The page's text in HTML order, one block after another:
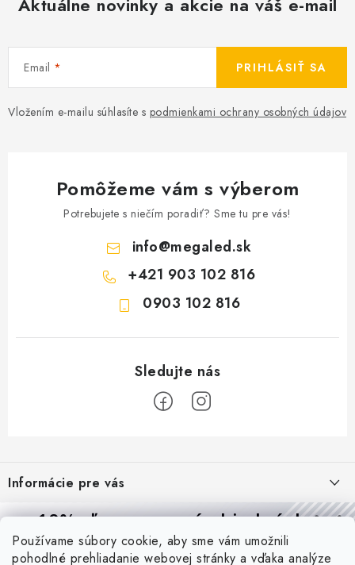
Používame súbory cookie, aby sme vám umožnili
pohodlné prehliadanie webovej stránky a vďaka analýze
Email
Vložením e-mailu súhlasíte s podmienkami ochrany osobných údajov
PRIHLÁSIŤ SA
Pomôžeme vám s výberom
Potrebujete s niečím poradiť? Sme tu pre vás!
info@megaled.sk
+421 903 102 816
0903 102 816
p
ä
Informácie pre vás
Reklamácie a formulár na odstúpenie od zmluvy
Obchodné podmienky
10% zľavana prvú objednávku
Prihláste sa azískajtezľavu aj praktické tipy,vďaka ktorým
budete svietiť lepšie a platiť menej.